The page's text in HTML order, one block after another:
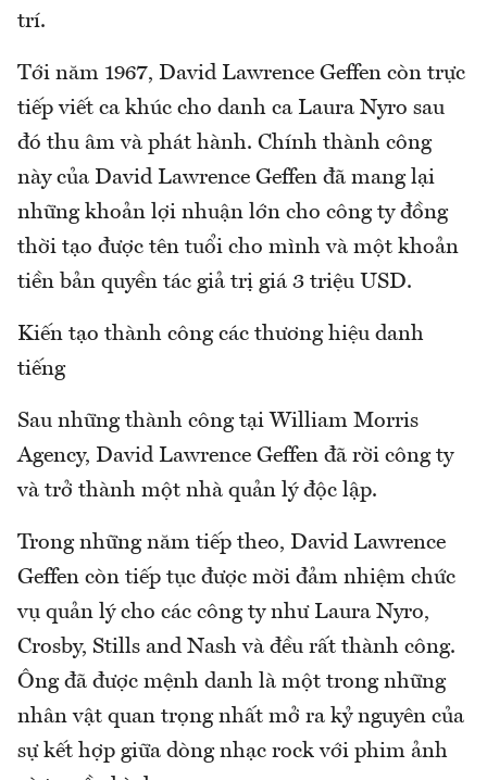
trí.
Tới năm 1967, David Lawrence Geffen còn trực
tiếp viết ca khúc cho danh ca Laura Nyro sau
đó thu âm và phát hành. Chính thành công
này của David Lawrence Geffen đã mang lại
những khoản lợi nhuận lớn cho công ty đồng
thời tạo được tên tuổi cho mình và một khoản
tiền bản quyền tác giả trị giá 3 triệu USD.
Kiến tạo thành công các thương hiệu danh
tiếng
Sau những thành công tại William Morris
Agency, David Lawrence Geffen đã rời công ty
và trở thành một nhà quản lý độc lập.
Trong những năm tiếp theo, David Lawrence
Geffen còn tiếp tục được mời đảm nhiệm chức
vụ quản lý cho các công ty như Laura Nyro,
Crosby, Stills and Nash và đều rất thành công.
Ông đã được mệnh danh là một trong những
nhân vật quan trọng nhất mở ra kỷ nguyên của
sự kết hợp giữa dòng nhạc rock với phim ảnh